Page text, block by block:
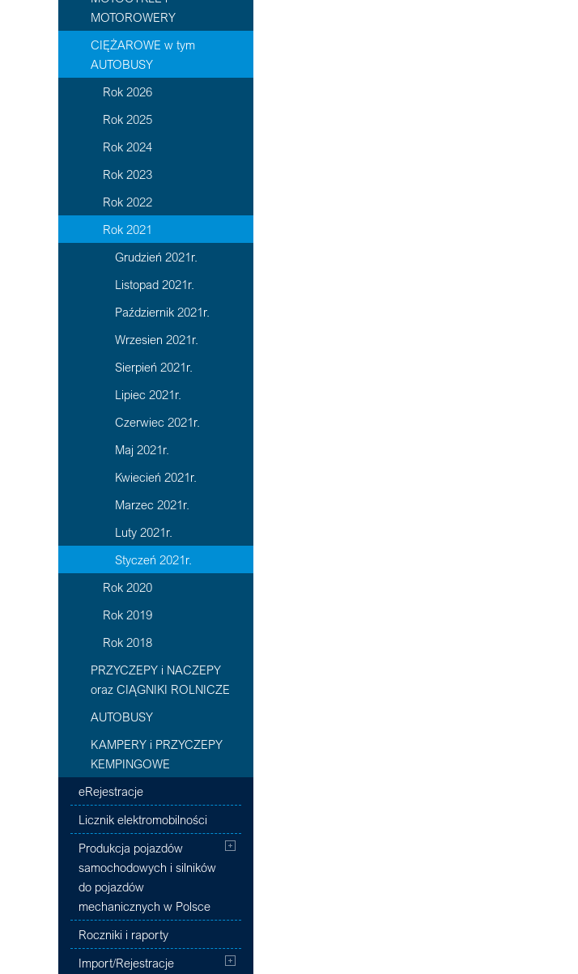
MOTOROWERY
CIĘŻAROWE w tym
AUTOBUSY
Rok 2026
Rok 2025
Rok 2024
Rok 2023
Rok 2022
Rok 2021
Grudzień 2021r.
Listopad 2021r.
Październik 2021r.
Wrzesien 2021r.
Sierpień 2021r.
Lipiec 2021r.
Czerwiec 2021r.
Maj 2021r.
Kwiecień 2021r.
Marzec 2021r.
Luty 2021r.
Styczeń 2021r.
Rok 2020
Rok 2019
Rok 2018
PRZYCZEPY i NACZEPY
oraz CIĄGNIKI ROLNICZE
AUTOBUSY
KAMPERY i PRZYCZEPY
KEMPINGOWE
eRejestracje
Licznik elektromobilności
Produkcja pojazdów
samochodowych i silników
do pojazdów
mechanicznych w Polsce
Roczniki i raporty
Import/Rejestracje